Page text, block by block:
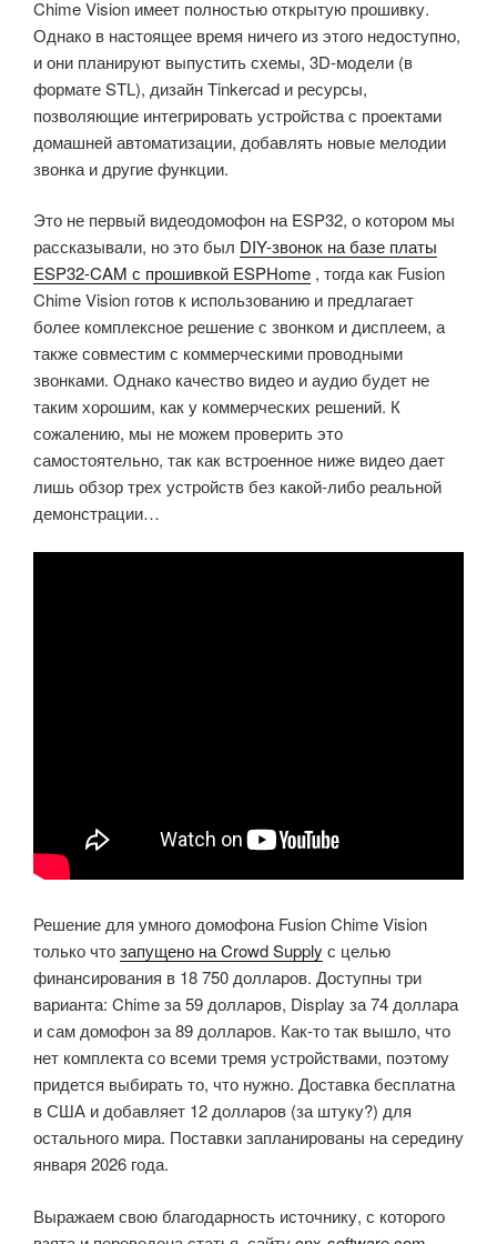
Chime Vision имеет полностью открытую прошивку.
Однако в настоящее время ничего из этого недоступно,
и они планируют выпустить схемы, 3D-модели (в
формате STL), дизайн Tinkercad и ресурсы,
позволяющие интегрировать устройства с проектами
домашней автоматизации, добавлять новые мелодии
звонка и другие функции.
Это не первый видеодомофон на ESP32, о котором мы
рассказывали, но это был DIY-звонок на базе платы
ESP32-CAM с прошивкой ESPHome , тогда как Fusion
Chime Vision готов к использованию и предлагает
более комплексное решение с звонком и дисплеем, а
также совместим с коммерческими проводными
звонками. Однако качество видео и аудио будет не
таким хорошим, как у коммерческих решений. К
сожалению, мы не можем проверить это
самостоятельно, так как встроенное ниже видео дает
лишь обзор трех устройств без какой-либо реальной
демонстрации…
Решение для умного домофона Fusion Chime Vision
только чтозапущено на Crowd Supply с целью
финансирования в 18 750 долларов. Доступны три
варианта: Chime за 59 долларов, Display за 74 доллара
и сам домофон за 89 долларов. Как-то так вышло, что
нет комплекта со всеми тремя устройствами, поэтому
придется выбирать то, что нужно. Доставка бесплатна
в США и добавляет 12 долларов (за штуку?) для
остального мира. Поставки запланированы на середину
января 2026 года.
Выражаем свою благодарность источнику, с которого